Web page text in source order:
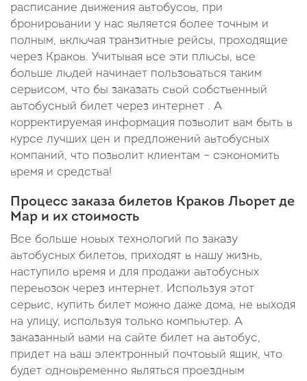
расписание движения автобусов, при
бронировании у нас является более точным и
полным, включая транзитные рейсы, проходящие
через Краков. Учитывая все эти плюсы, все
больше людей начинает пользоваться таким
сервисом, что бы заказать свой собственный
автобусный билет через интернет . А
корректируемая информация позволит вам быть в
курсе лучших цен и предложений автобусных
компаний, что позволит клиентам – сэкономить
время и средства!
Процесс заказа билетов Краков Льорет де
Мар и их стоимость
Все больше новых технологий по заказу
автобусных билетов, приходят в нашу жизнь,
наступило время и для продажи автобусных
перевозок через интернет. Используя этот
сервис, купить билет можно даже дома, не выходя
на улицу, используя только компьютер. А
заказанный вами на сайте билет на автобус,
придет на ваш электронный почтовый ящик, что
будет одновременно являться проездным